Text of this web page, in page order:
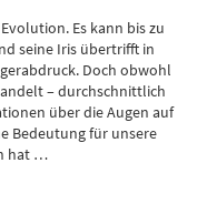
Es kann bis zu
seine Iris übertrifft in
Doch obwohl
– durchschnittlich
über die Augen auf
Bedeutung für unsere
hat …